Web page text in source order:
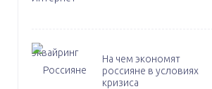
На чем экономят
россияне в условиях
кризиса